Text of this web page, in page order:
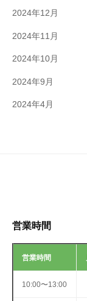
2024年12月
2024年11月
2024年10月
2024年9月
2024年4月
営業時間
営業時間
10:00〜13:00